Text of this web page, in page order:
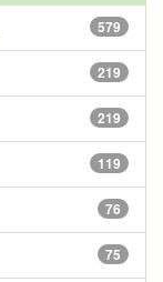
579
219
219
119
76
75